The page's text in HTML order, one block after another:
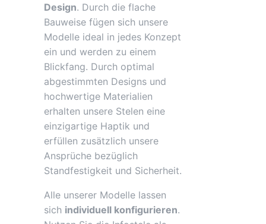
Design. Durch die flache
Bauweise fügen sich unsere
Modelle ideal in jedes Konzept
ein und werden zu einem
Blickfang. Durch optimal
abgestimmten Designs und
hochwertige Materialien
erhalten unsere Stelen eine
einzigartige Haptik und
erfüllen zusätzlich unsere
Ansprüche bezüglich
Standfestigkeit und Sicherheit.
Alle unserer Modelle lassen
sich individuell konfigurieren.